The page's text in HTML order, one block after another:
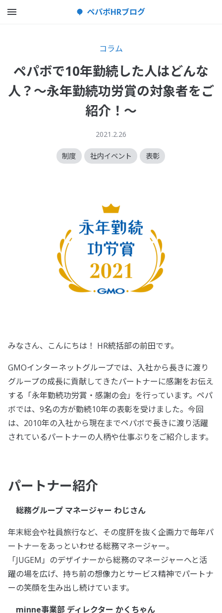
ペパボHRブログ
コラム
ペパボで10年勤続した人はどんな
人？～永年勤続功労賞の対象者をご
紹介！～
2021.2.26
制度 社内イベント 表彰
みなさん、こんにちは！ HR統括部の前田です。
GMOインターネットグループでは、入社から長きに渡り
グループの成長に貢献してきたパートナーに感謝をお伝え
する「永年勤続功労賞・感謝の会」を行っています。ペパ
ボでは、9名の方が勤続10年の表彰を受けました。今回
は、2010年の入社から現在までペパボで長きに渡り活躍
されているパートナーの人柄や仕事ぶりをご紹介します。
パートナー紹介
総務グループ マネージャー わじさん
年末総会や社員旅行など、その度肝を抜く企画力で毎年パ
ートナーをあっといわせる総務マネージャー。
「JUGEM」のデザイナーから総務のマネージャーへと活
躍の場を広げ、持ち前の想像力とサービス精神でパートナ
ーの笑顔を生み出し続けています。
minne事業部 ディレクター かくちゃん